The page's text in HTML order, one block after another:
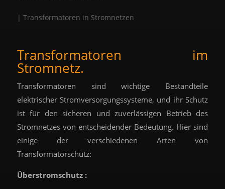
| Transformatoren in Stromnetzen
Transformatoren im
Stromnetz.
Transformatoren sind wichtige Bestandteile
elektrischer Stromversorgungssysteme, und ihr Schutz
ist für den sicheren und zuverlässigen Betrieb des
Stromnetzes von entscheidender Bedeutung. Hier sind
einige der verschiedenen Arten von
Transformatorschutz:
Überstromschutz :